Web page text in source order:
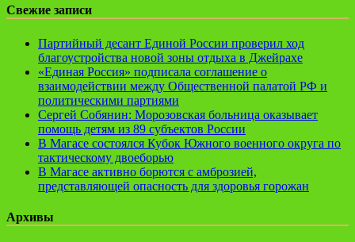
Свежие записи
Партийный десант Единой России проверил ход
благоустройства новой зоны отдыха в Джейрахе
«Единая Россия» подписала соглашение о
взаимодействии между Общественной палатой РФ и
политическими партиями
Сергей Собянин: Морозовская больница оказывает
помощь детям из 89 субъектов России
В Магасе состоялся Кубок Южного военного округа по
тактическому двоеборью
В Магасе активно борются с амброзией,
представляющей опасность для здоровья горожан
Архивы